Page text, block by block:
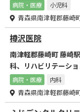
病院・医療 小児科
青森県南津軽郡藤崎
樽沢医院
南津軽郡藤崎町 藤崎
科、リハビリテーシ
病院・医療 内科
青森県南津軽郡藤崎